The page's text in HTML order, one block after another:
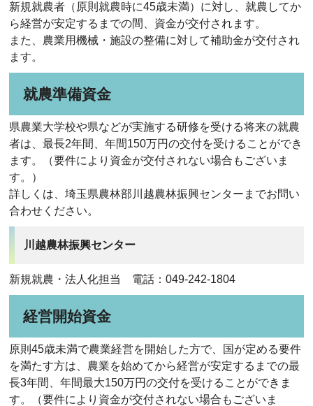
新規就農者（原則就農時に45歳未満）に対し、就農してか
ら経営が安定するまでの間、資金が交付されます。
また、農業用機械・施設の整備に対して補助金が交付され
ます。
就農準備資金
県農業大学校や県などが実施する研修を受ける将来の就農
者は、最長2年間、年間150万円の交付を受けることができ
ます。（要件により資金が交付されない場合もございま
す。）
詳しくは、埼玉県農林部川越農林振興センターまでお問い
合わせください。
川越農林振興センター
新規就農・法人化担当 電話：049-242-1804
経営開始資金
原則45歳未満で農業経営を開始した方で、国が定める要件
を満たす方は、農業を始めてから経営が安定するまでの最
長3年間、年間最大150万円の交付を受けることができま
す。（要件により資金が交付されない場合もございま